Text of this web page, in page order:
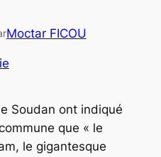
Moctar FICOU
Soudan ont indiqué
que « le
le gigantesque